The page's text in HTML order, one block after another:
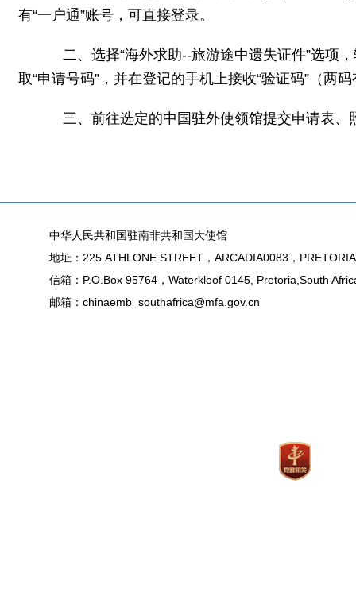
有“一户通”账号，可直接登录。
二、选择“海外求助--旅游途中遗失证件”选项，
取“申请号码”，并在登记的手机上接收“验证码”（两
三、前往选定的中国驻外使领馆提交申请表、照
中华人民共和国驻南非共和国大使馆
地址：225 ATHLONE STREET，ARCADIA0083，
信箱：P.O.Box 95764，Waterkloof 0145, Pretoria,South
邮箱：chinaemb_southafrica@mfa.gov.cn